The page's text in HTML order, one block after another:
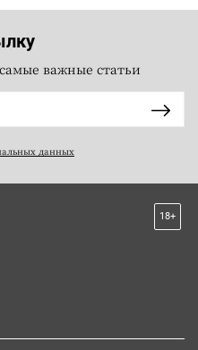
важные статьи
данных
18+